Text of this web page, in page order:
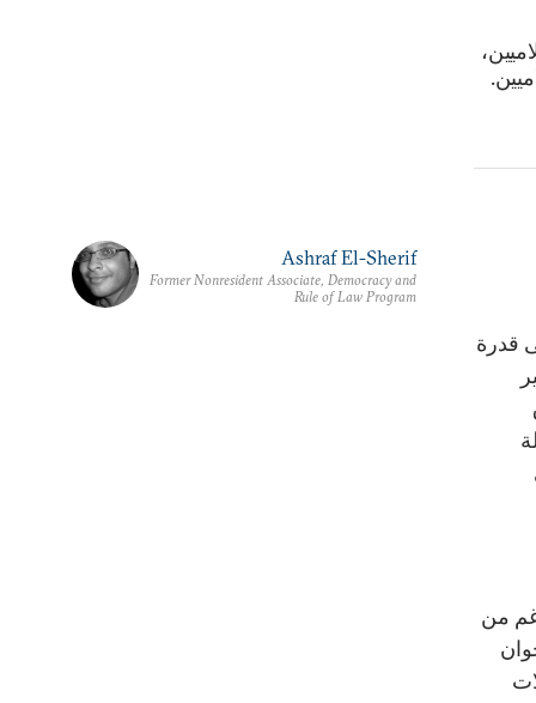
قدرة
من
Ashraf El-Sherif
Former Nonresident Associate, Democracy and
Rule of Law Program